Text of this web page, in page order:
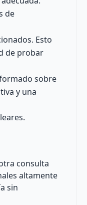
de
Esto
de probar
sobre
y una
consulta
altamente
sin